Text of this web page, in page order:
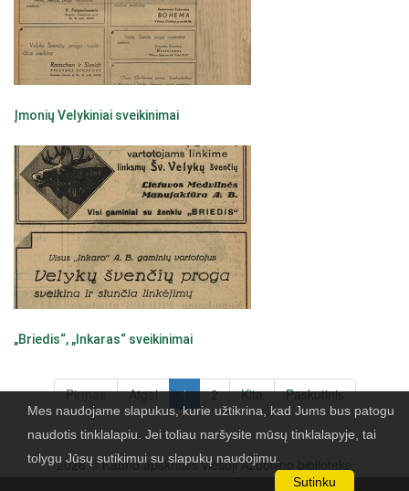
Mes naudojame slapukus, kurie užtikrina, kad Jums bus patogu
naudotis tinklalapiu. Jei toliau naršysite mūsų tinklalapyje, tai
tolygu Jūsų sutikimui su slapukų naudojimu.
Sutinku
Įmonių Velykiniai sveikinimai
„Briedis“, „Inkaras“ sveikinimai
Pirmas Atgal 1 2 Kita Paskutinis
2026 © Kauno apskrities viešoji Ažuolyno biblioteka